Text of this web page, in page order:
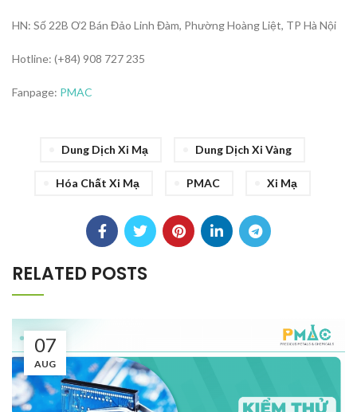
HN: Số 22B Ơ2 Bán Đảo Linh Đàm, Phường Hoàng Liệt, TP Hà Nội
Hotline: (+84) 908 727 235
Fanpage: PMAC
Dung Dịch Xi Mạ Dung Dịch Xi Vàng
Hóa Chất Xi Mạ PMAC Xi Mạ
RELATED POSTS
07
AUG